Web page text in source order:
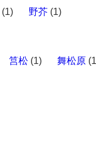
(1) 野芥 (1)
筥松 (1) 舞松原